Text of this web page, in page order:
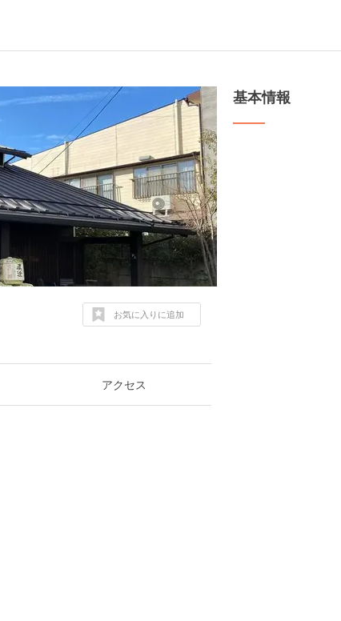
お気に入りに追加
アクセス
基本情報